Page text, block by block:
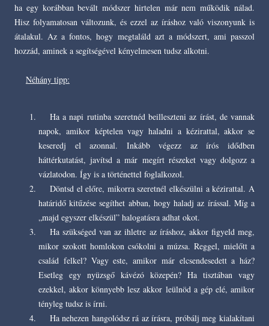
ha egy korábban bevált módszer hirtelen már nem működik nálad.
Hisz folyamatosan változunk, és ezzel az íráshoz való viszonyunk is
átalakul. Az a fontos, hogy megtaláld azt a módszert, ami passzol
hozzád, aminek a segítségével kényelmesen tudsz alkotni.
Néhány tipp:
Ha a napi rutinba szeretnéd beilleszteni az írást, de vannak
napok, amikor képtelen vagy haladni a kézirattal, akkor se
keseredj el azonnal. Inkább végezz az írós idődben
háttérkutatást, javítsd a már megírt részeket vagy dolgozz a
vázlatodon. Így is a történettel foglalkozol.
Döntsd el előre, mikorra szeretnél elkészülni a kézirattal. A
határidő kitűzése segíthet abban, hogy haladj az írással. Míg a
„majd egyszer elkészül” halogatásra adhat okot.
Ha szükséged van az ihletre az íráshoz, akkor figyeld meg,
mikor szokott homlokon csókolni a múzsa. Reggel, mielőtt a
család felkel? Vagy este, amikor már elcsendesedett a ház?
Esetleg egy nyüzsgő kávézó közepén? Ha tisztában vagy
ezekkel, akkor könnyebb lesz akkor leülnöd a gép elé, amikor
tényleg tudsz is írni.
Ha nehezen hangolódsz rá az írásra, próbálj meg kialakítani